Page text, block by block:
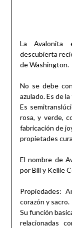
La Avalonita
descubierta
de Washington.
No se debe
azulado. Es de
Es
rosa, y verde,
fabricación de
propietades
El nombre de
por Bill y Kellie
Propiedades:
corazón y sacro.
Su función
relacionadas